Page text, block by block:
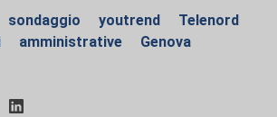
sondaggio youtrend
Telenord
amministrative Genova